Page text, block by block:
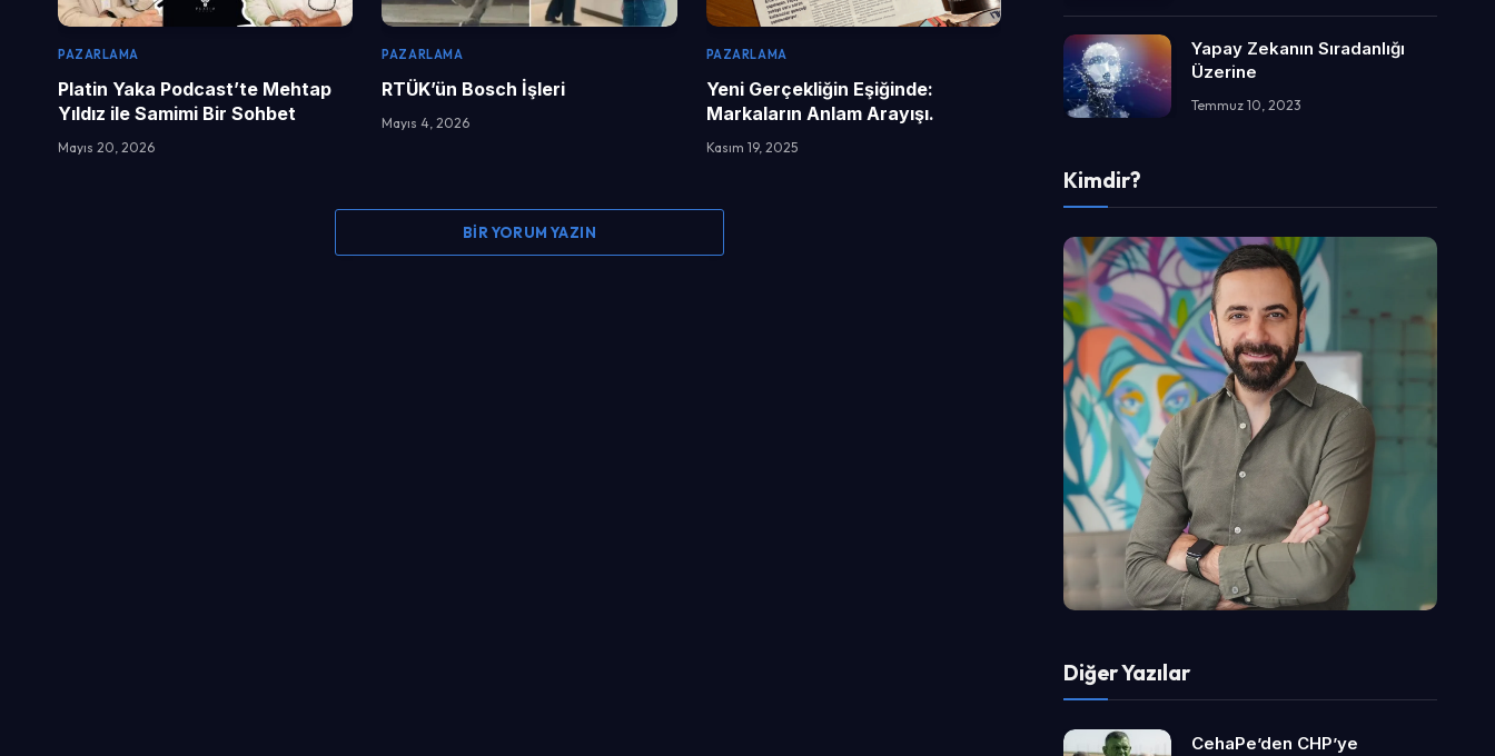
PAZARLAMA
Platin Yaka Podcast’te Mehtap
Yıldız ile Samimi Bir Sohbet
Mayıs 20, 2026
PAZARLAMA
RTÜK’ün Bosch İşleri
Mayıs 4, 2026
PAZARLAMA
Yeni Gerçekliğin Eşiğinde:
Markaların Anlam Arayışı.
Kasım 19, 2025
BIR YORUM YAZIN
Yapay Zekanın Sıradanlığı
Üzerine
Temmuz 10, 2023
Kimdir?
Diğer Yazılar
CehaPe’den CHP’ye